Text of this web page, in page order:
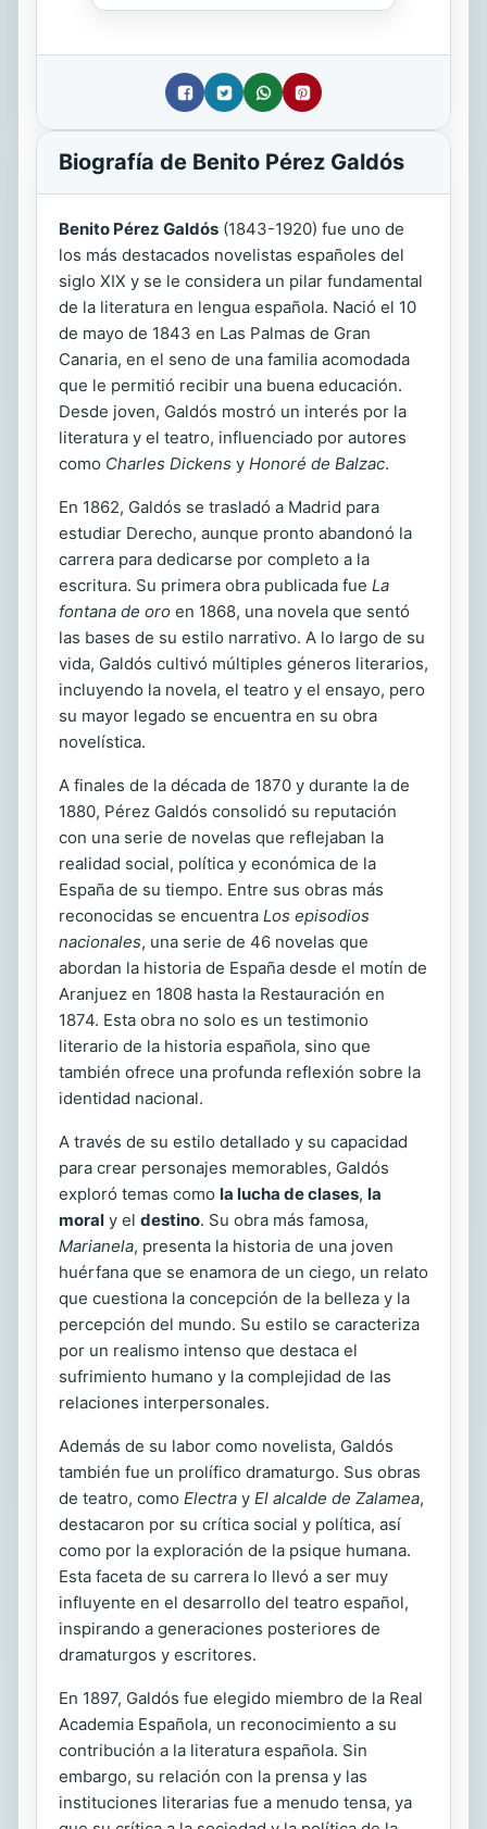
Biografía de Benito Pérez Galdós
Benito Pérez Galdós (1843-1920) fue uno de
los más destacados novelistas españoles del
siglo XIX y se le considera un pilar fundamental
de la literatura en lengua española. Nació el 10
de mayo de 1843 en Las Palmas de Gran
Canaria, en el seno de una familia acomodada
que le permitió recibir una buena educación.
Desde joven, Galdós mostró un interés por la
literatura y el teatro, influenciado por autores
como Charles Dickens y Honoré de Balzac.
En 1862, Galdós se trasladó a Madrid para
estudiar Derecho, aunque pronto abandonó la
carrera para dedicarse por completo a la
escritura. Su primera obra publicada fue La
fontana de oro en 1868, una novela que sentó
las bases de su estilo narrativo. A lo largo de su
vida, Galdós cultivó múltiples géneros literarios,
incluyendo la novela, el teatro y el ensayo, pero
su mayor legado se encuentra en su obra
novelística.
A finales de la década de 1870 y durante la de
1880, Pérez Galdós consolidó su reputación
con una serie de novelas que reflejaban la
realidad social, política y económica de la
España de su tiempo. Entre sus obras más
reconocidas se encuentra Los episodios
nacionales, una serie de 46 novelas que
abordan la historia de España desde el motín de
Aranjuez en 1808 hasta la Restauración en
1874. Esta obra no solo es un testimonio
literario de la historia española, sino que
también ofrece una profunda reflexión sobre la
identidad nacional.
A través de su estilo detallado y su capacidad
para crear personajes memorables, Galdós
exploró temas como la lucha de clases, la
moral y el destino. Su obra más famosa,
Marianela, presenta la historia de una joven
huérfana que se enamora de un ciego, un relato
que cuestiona la concepción de la belleza y la
percepción del mundo. Su estilo se caracteriza
por un realismo intenso que destaca el
sufrimiento humano y la complejidad de las
relaciones interpersonales.
Además de su labor como novelista, Galdós
también fue un prolífico dramaturgo. Sus obras
de teatro, como Electra y El alcalde de Zalamea,
destacaron por su crítica social y política, así
como por la exploración de la psique humana.
Esta faceta de su carrera lo llevó a ser muy
influyente en el desarrollo del teatro español,
inspirando a generaciones posteriores de
dramaturgos y escritores.
En 1897, Galdós fue elegido miembro de la Real
Academia Española, un reconocimiento a su
contribución a la literatura española. Sin
embargo, su relación con la prensa y las
instituciones literarias fue a menudo tensa, ya